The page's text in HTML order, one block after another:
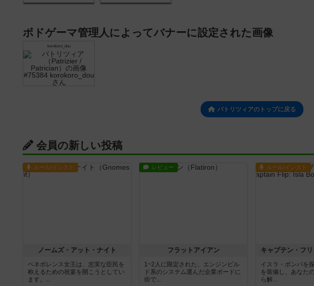
ボドゲーマ管理人によってバナーに設定された画像
korokoro_dou
パトリツィアのトップに戻る
会員の新しい投稿
ルール/インスト
ノームズ・アット・ナイト
ベネボレンス女王は、忠実な臣民を
称えるための祝宴を開こうとしてい
ます。...
レビュー
フラットアイアン
1~2人に限定された、エンジンビル
ド系のシステム選んだ企業ボードに
街で...
ルール/インスト
イスラ・ボンバを
を装備し、あなた
ら解...